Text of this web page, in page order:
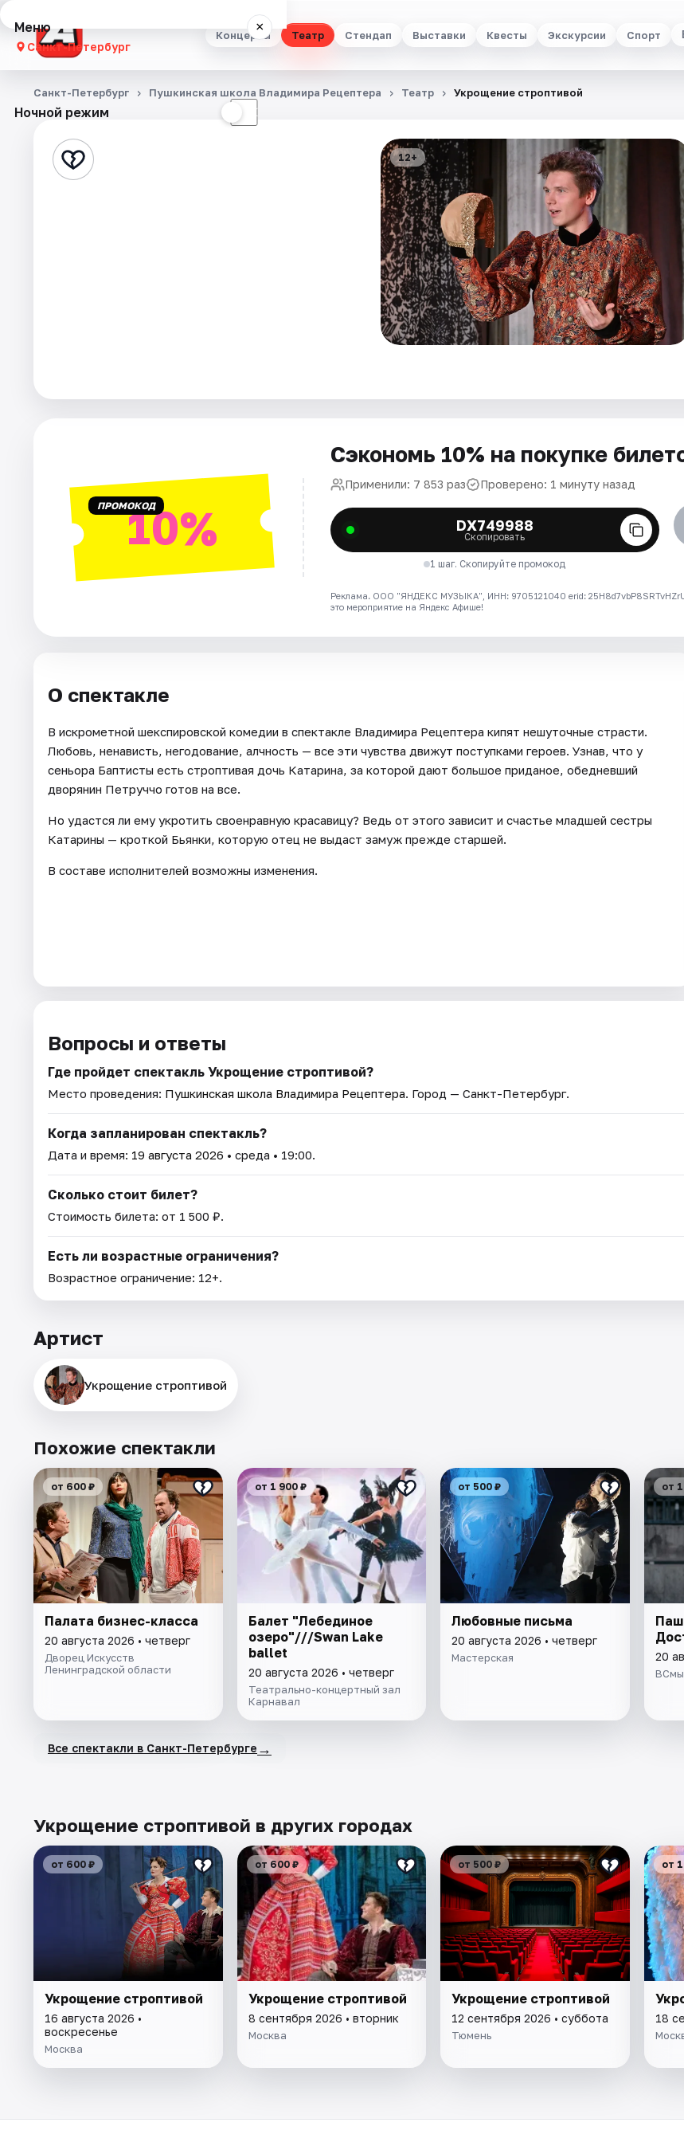
Концерты Театр Стендап Выставки Квесты Экскурсии Спорт
Меню ×
Санкт-Петербург
Концерты
Стендап
Города
Рейтинги
Ночной режим ☾
Санкт-Петербург Пушкинская школа Владимира Рецептера Театр Укрощение строптивой
12+
ПРОМОКОД10%
Сэкономь 10% на покупке
Применили: 7 853 раз Проверено: 1 минуту назад
DX749988
Скопировать
1 шаг. Скопируйте промокод
Реклама. ООО "ЯНДЕКС МУЗЫКА", ИНН: 9705121040 erid:
это мероприятие на Яндекс Афише!
О спектакле
В искрометной шекспировской комедии в спектакле Владимира Рецептера кипят нешуточные страсти.
Любовь, ненависть, негодование, алчность — все эти чувства движут поступками героев. Узнав, что у
сеньора Баптисты есть строптивая дочь Катарина, за которой дают большое приданое, обедневший
дворянин Петруччо готов на все.
Но удастся ли ему укротить своенравную красавицу? Ведь от этого зависит и счастье младшей сестры
Катарины — кроткой Бьянки, которую отец не выдаст замуж прежде старшей.
В составе исполнителей возможны изменения.
Вопросы и ответы
Где пройдет спектакль Укрощение строптивой?
Место проведения: Пушкинская школа Владимира Рецептера. Город — Санкт-Петербург.
Когда запланирован спектакль?
Дата и время: 19 августа 2026 • среда • 19:00.
Сколько стоит билет?
Стоимость билета: от 1 500 ₽.
Есть ли возрастные ограничения?
Возрастное ограничение: 12+.
Артист
Укрощение строптивой
Похожие спектакли
от 600 ₽
Палата бизнес-класса
20 августа 2026 • четверг
Дворец Искусств
Ленинградской области
от 1 900 ₽
Балет "Лебединое
озеро"///Swan Lake
ballet
20 августа 2026 • четверг
Театрально-концертный зал
Карнавал
от 500 ₽
Любовные письма
20 августа 2026 • четверг
Мастерская
от
20
Все спектакли в Санкт-Петербурге →
Укрощение строптивой в других городах
от 600 ₽
Укрощение строптивой
16 августа 2026 •
воскресенье
Москва
от 600 ₽
Укрощение строптивой
8 сентября 2026 • вторник
Москва
от 500 ₽
Укрощение строптивой
12 сентября 2026 • суббота
Тюмень
от
18